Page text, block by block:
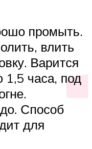
промыть.
влить
Варится
1,5 часа, под
Способ
для